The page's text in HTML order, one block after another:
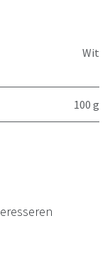
Wit
100 g